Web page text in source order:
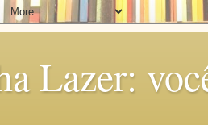
Lazer: